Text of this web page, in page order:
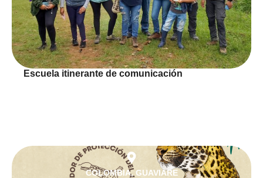
Escuela itinerante de comunicación
COLOMBIA,GUAVIARE